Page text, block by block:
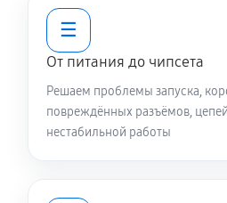
☰
От питания до чипсета
Решаем проблемы запуска,
повреждённых разъёмов,
нестабильной работы